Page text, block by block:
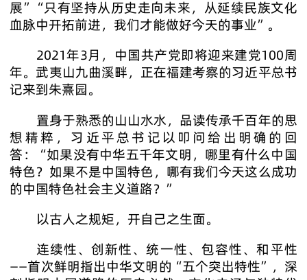
展”“只有坚持从历史走向未来，从延续民族文化
血脉中开拓前进，我们才能做好今天的事业”。
2021年3月，中国共产党即将迎来建党100周
年。武夷山九曲溪畔，正在福建考察的习近平总书
记来到朱熹园。
置身于熟悉的山山水水，品读传承千百年的思
想精粹，习近平总书记以叩问给出明确的回
答：“如果没有中华五千年文明，哪里有什么中国
特色？如果不是中国特色，哪有我们今天这么成功
的中国特色社会主义道路？”
以古人之规矩，开自己之生面。
连续性、创新性、统一性、包容性、和平性
——首次鲜明指出中华文明的“五个突出特性”，深